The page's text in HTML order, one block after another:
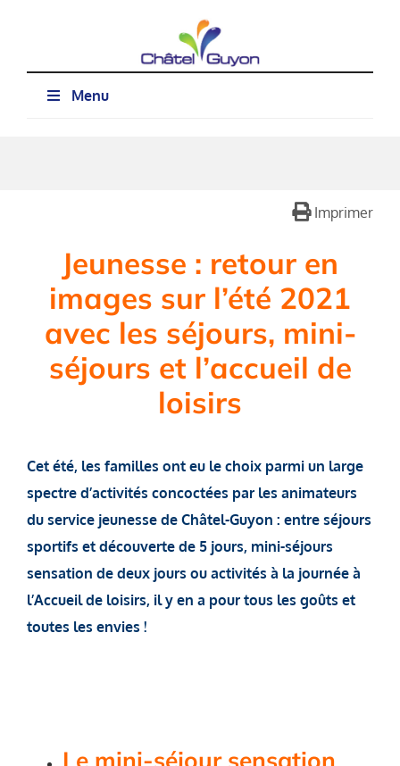
Menu
Imprimer
Jeunesse : retour en
images sur l’été 2021
avec les séjours, mini-
séjours et l’accueil de
loisirs
Cet été, les familles ont eu le choix parmi un large
spectre d’activités concoctées par les animateurs
du service jeunesse de Châtel-Guyon : entre séjours
sportifs et découverte de 5 jours, mini-séjours
sensation de deux jours ou activités à la journée à
l’Accueil de loisirs, il y en a pour tous les goûts et
toutes les envies !